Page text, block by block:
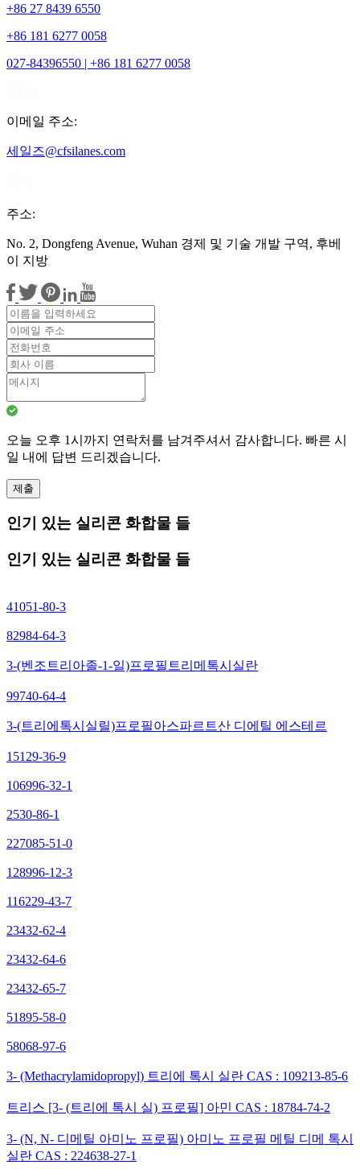
+86 27 8439 6550
+86 181 6277 0058
027-84396550 | +86 181 6277 0058
이메일 주소:
세일즈@cfsilanes.com
주소:
No. 2, Dongfeng Avenue, Wuhan 경제 및 기술 개발 구역, 후베
이 지방
오늘 오후 1시까지 연락처를 남겨주셔서 감사합니다. 빠른 시
일 내에 답변 드리겠습니다.
제출
인기 있는 실리콘 화합물 들
인기 있는 실리콘 화합물 들
41051-80-3
82984-64-3
3-(벤조트리아졸-1-일)프로필트리메톡시실란
99740-64-4
3-(트리에톡시실릴)프로필아스파르트산 디에틸 에스테르
15129-36-9
106996-32-1
2530-86-1
227085-51-0
128996-12-3
116229-43-7
23432-62-4
23432-64-6
23432-65-7
51895-58-0
58068-97-6
3- (Methacrylamidopropyl) 트리에 톡시 실란 CAS : 109213-85-6
트리스 [3- (트리에 톡시 실) 프로필] 아민 CAS : 18784-74-2
3- (N, N- 디메틸 아미노 프로필) 아미노 프로필 메틸 디메 톡시
실란 CAS : 224638-27-1